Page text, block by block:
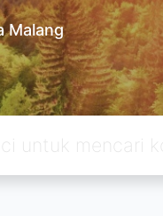
Malang